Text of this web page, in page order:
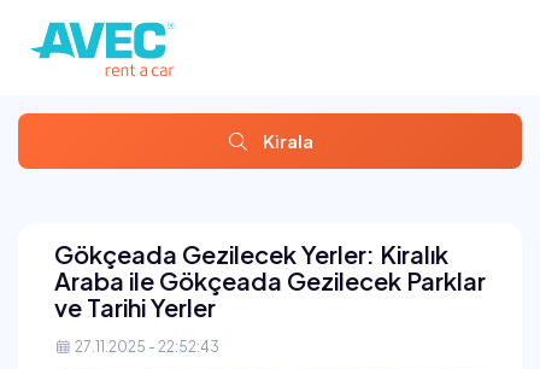
Kirala
Gökçeada Gezilecek Yerler: Kiralık
Araba ile Gökçeada Gezilecek Parklar
ve Tarihi Yerler
27.11.2025 - 22:52:43